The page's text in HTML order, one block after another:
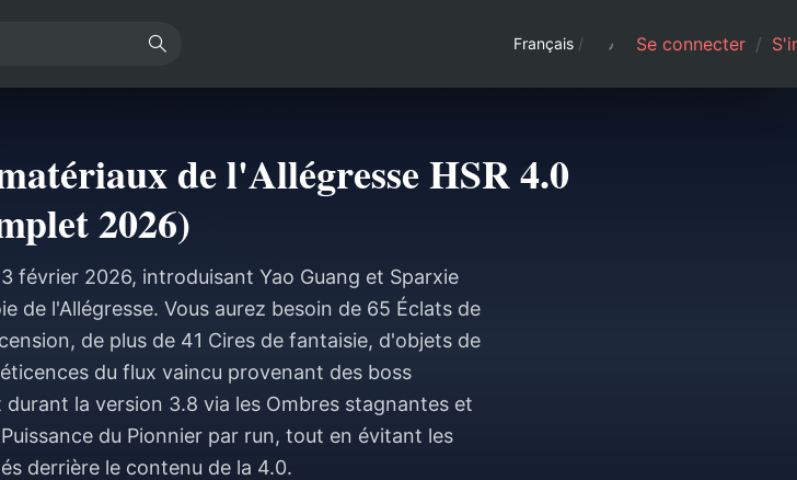
Français / Se connecter /
de l'Allégresse HSR 4.0
2026)
février 2026, introduisant Yao Guang et Sparxie
de l'Allégresse. Vous aurez besoin de 65 Éclats de
de plus de 41 Cires de fantaisie, d'objets de
du flux vaincu provenant des boss
la version 3.8 via les Ombres stagnantes et
du Pionnier par run, tout en évitant les
derrière le contenu de la 4.0.